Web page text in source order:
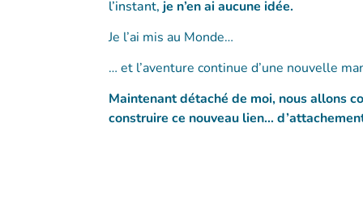
l’instant, je n’en ai aucune idée.
Je l’ai mis au Monde…
… et l’aventure continue d’une nouvelle
Maintenant détaché de moi, nous allons
construire ce nouveau lien…